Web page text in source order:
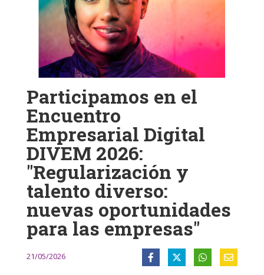
Participamos en el
Encuentro
Empresarial Digital
DIVEM 2026:
"Regularización y
talento diverso:
nuevas oportunidades
para las empresas"
21/05/2026